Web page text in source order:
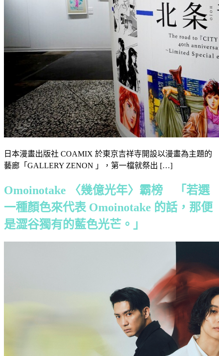
日本漫畫出版社 COAMIX 於東京吉祥寺開設以漫畫為主題的
藝廊「GALLERY ZENON 」，第一檔就祭出 […]
Omoinotake 〈幾億光年〉霸榜 「若選
一種顏色來代表 Omoinotake 的話，那便
是澀谷獨有的藍色光芒。」